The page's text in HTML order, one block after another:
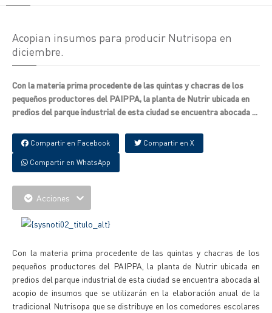
Acopian insumos para producir Nutrisopa en
diciembre.
Con la materia prima procedente de las quintas y chacras de los
pequeños productores del PAIPPA, la planta de Nutrir ubicada en
predios del parque industrial de esta ciudad se encuentra abocada ...
Compartir en Facebook Compartir en X
Compartir en WhatsApp
Acciones
Con la materia prima procedente de las quintas y chacras de los
pequeños productores del PAIPPA, la planta de Nutrir ubicada en
predios del parque industrial de esta ciudad se encuentra abocada al
acopio de insumos que se utilizarán en la elaboración anual de la
tradicional Nutrisopa que se distribuye en los comedores escolares